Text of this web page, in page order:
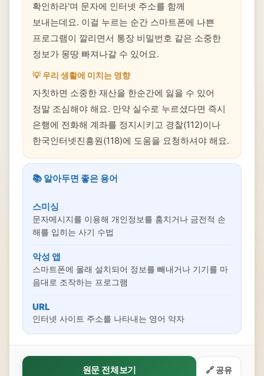
확인하라'며 문자에 인터넷 주소를 함께
보내는데요. 이걸 누르는 순간 스마트폰에 나쁜
프로그램이 깔리면서 통장 비밀번호 같은 소중한
정보가 몽땅 빠져나갈 수 있어요.
💡 우리 생활에 미치는 영향
자칫하면 소중한 재산을 한순간에 잃을 수 있어
정말 조심해야 해요. 만약 실수로 누르셨다면 즉시
은행에 전화해 계좌를 정지시키고 경찰(112)이나
한국인터넷진흥원(118)에 도움을 요청하셔야 해요.
📚 알아두면 좋은 용어
스미싱
문자메시지를 이용해 개인정보를 훔치거나 금전적 손
해를 입히는 사기 수법
악성 앱
스마트폰에 몰래 설치되어 정보를 빼내거나 기기를 마
음대로 조작하는 프로그램
URL
인터넷 사이트 주소를 나타내는 영어 약자
원문 전체보기 🔗 공유